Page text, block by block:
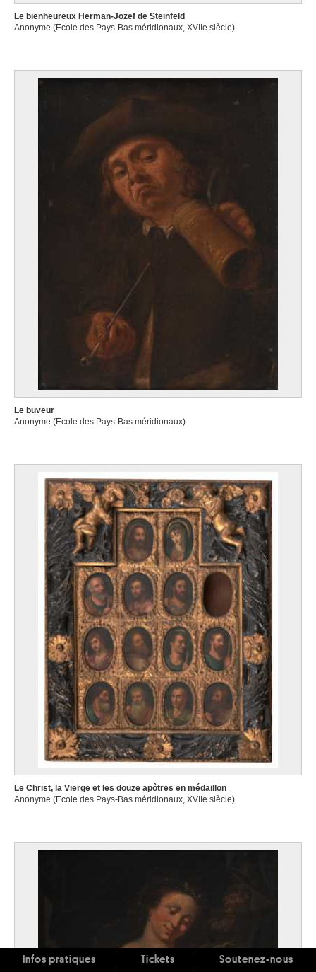
Le bienheureux Herman-Jozef de Steinfeld
Anonyme (Ecole des Pays-Bas méridionaux, XVIIe siècle)
Le buveur
Anonyme (Ecole des Pays-Bas méridionaux)
Le Christ, la Vierge et les douze apôtres en médaillon
Anonyme (Ecole des Pays-Bas méridionaux, XVIIe siècle)
Infos pratiques Tickets Soutenez-nous